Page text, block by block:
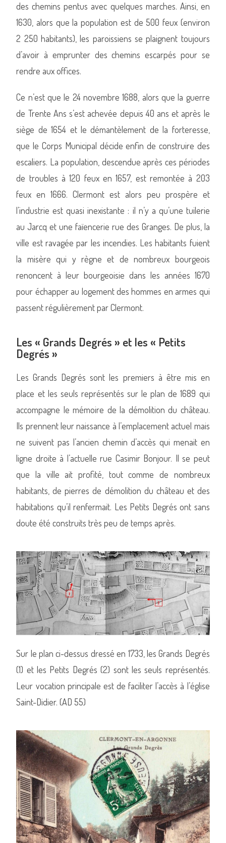
des chemins pentus avec quelques marches. Ainsi, en
1630, alors que la population est de 500 feux (environ
2 250 habitants), les paroissiens se plaignent toujours
d’avoir à emprunter des chemins escarpés pour se
rendre aux offices.
Ce n’est que le 24 novembre 1688, alors que la guerre
de Trente Ans s’est achevée depuis 40 ans et après le
siège de 1654 et le démantèlement de la forteresse,
que le Corps Municipal décide enfin de construire des
escaliers. La population, descendue après ces périodes
de troubles à 120 feux en 1657, est remontée à 203
feux en 1666. Clermont est alors peu prospère et
l’industrie est quasi inexistante : il n’y a qu’une tuilerie
au Jarcq et une faïencerie rue des Granges. De plus, la
ville est ravagée par les incendies. Les habitants fuient
la misère qui y règne et de nombreux bourgeois
renoncent à leur bourgeoisie dans les années 1670
pour échapper au logement des hommes en armes qui
passent régulièrement par Clermont.
Les « Grands Degrés » et les « Petits
Degrés »
Les Grands Degrés sont les premiers à être mis en
place et les seuls représentés sur le plan de 1689 qui
accompagne le mémoire de la démolition du château.
Ils prennent leur naissance à l’emplacement actuel mais
ne suivent pas l’ancien chemin d’accès qui menait en
ligne droite à l’actuelle rue Casimir Bonjour. Il se peut
que la ville ait profité, tout comme de nombreux
habitants, de pierres de démolition du château et des
habitations qu’il renfermait. Les Petits Degrés ont sans
doute été construits très peu de temps après.
Sur le plan ci-dessus dressé en 1733, les Grands Degrés
(1) et les Petits Degrés (2) sont les seuls représentés.
Leur vocation principale est de faciliter l’accès à l’église
Saint-Didier. (AD 55)